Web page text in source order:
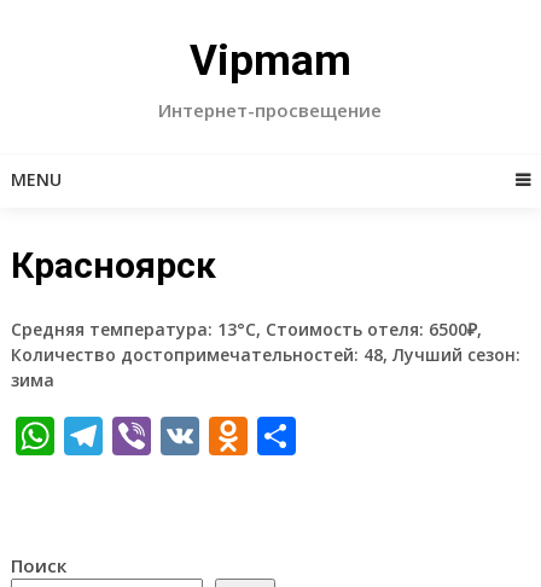
Vipmam
Интернет-просвещение
MENU
Красноярск
Средняя температура: 13°C, Стоимость отеля: 6500₽,
Количество достопримечательностей: 48, Лучший сезон:
зима
WhatsApp
Telegram
Viber
VKOdnoklassniki
Отправить
Поиск